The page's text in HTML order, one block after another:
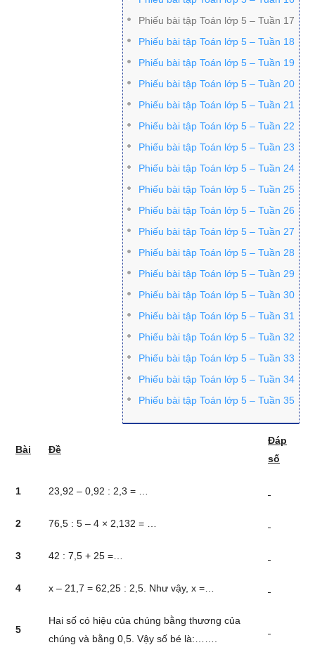
Phiếu bài tập Toán lớp 5 – Tuần 17
Phiếu bài tập Toán lớp 5 – Tuần 18
Phiếu bài tập Toán lớp 5 – Tuần 19
Phiếu bài tập Toán lớp 5 – Tuần 20
Phiếu bài tập Toán lớp 5 – Tuần 21
Phiếu bài tập Toán lớp 5 – Tuần 22
Phiếu bài tập Toán lớp 5 – Tuần 23
Phiếu bài tập Toán lớp 5 – Tuần 24
Phiếu bài tập Toán lớp 5 – Tuần 25
Phiếu bài tập Toán lớp 5 – Tuần 26
Phiếu bài tập Toán lớp 5 – Tuần 27
Phiếu bài tập Toán lớp 5 – Tuần 28
Phiếu bài tập Toán lớp 5 – Tuần 29
Phiếu bài tập Toán lớp 5 – Tuần 30
Phiếu bài tập Toán lớp 5 – Tuần 31
Phiếu bài tập Toán lớp 5 – Tuần 32
Phiếu bài tập Toán lớp 5 – Tuần 33
Phiếu bài tập Toán lớp 5 – Tuần 34
Phiếu bài tập Toán lớp 5 – Tuần 35
Bài Đề
Đáp
số
1 23,92 – 0,92 : 2,3 = …
2 76,5 : 5 – 4 × 2,132 = …
3 42 : 7,5 + 25 =…
4 x – 21,7 = 62,25 : 2,5. Như vậy, x =…
5
Hai số có hiệu của chúng bằng thương của
chúng và bằng 0,5. Vậy số bé là:…….